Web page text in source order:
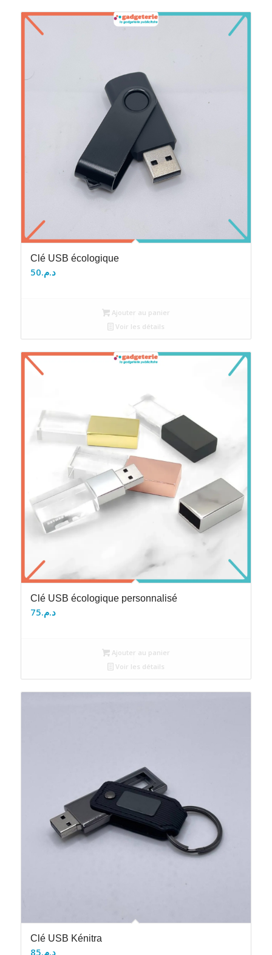
Clé USB écologique
د.م.50
Ajouter au panier
Voir les détails
Clé USB écologique personnalisé
د.م.75
Ajouter au panier
Voir les détails
Clé USB Kénitra
د.م.85